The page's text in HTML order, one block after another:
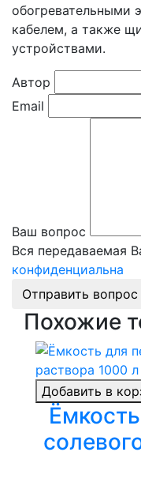
обогревательными
кабелем, а также
устройствами.
Автор
Email
Ваш вопрос
Вся передаваемая
конфиденциальна
Отправить вопрос
Похожие
Добавить в